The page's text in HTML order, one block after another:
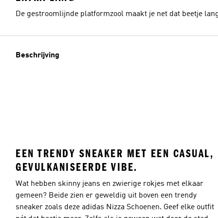
De gestroomlijnde platformzool maakt je net dat beetje
Beschrijving
EEN TRENDY SNEAKER MET EEN CASUAL,
GEVULKANISEERDE VIBE.
Wat hebben skinny jeans en zwierige rokjes met elkaar
gemeen? Beide zien er geweldig uit boven een trendy
sneaker zoals deze adidas Nizza Schoenen. Geef elke outfit